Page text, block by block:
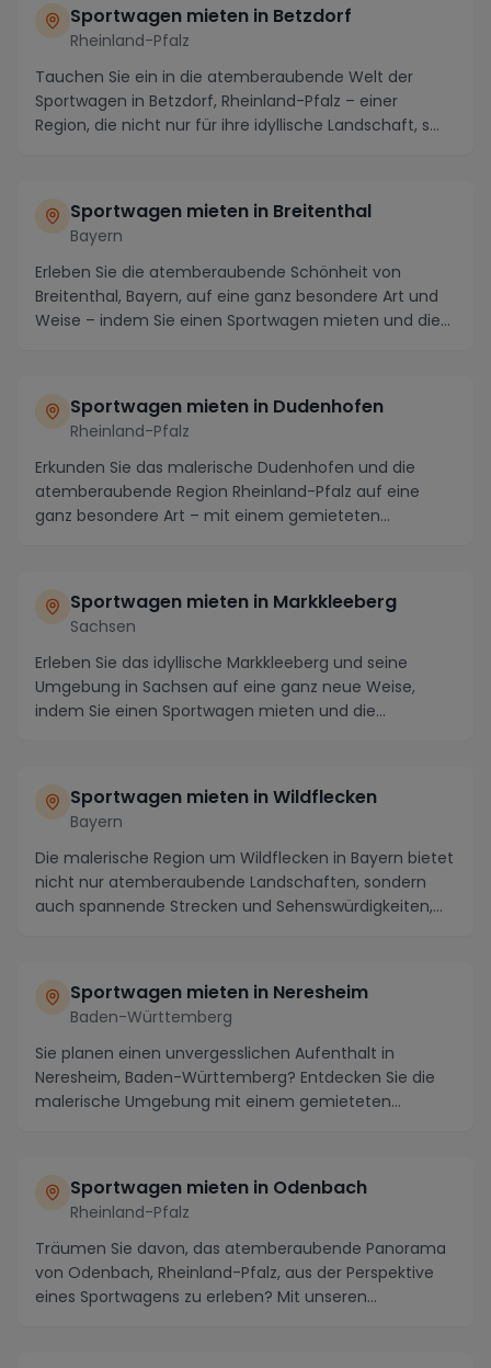
Sportwagen mieten in Betzdorf
Rheinland-Pfalz
Tauchen Sie ein in die atemberaubende Welt der
Sportwagen in Betzdorf, Rheinland-Pfalz – einer
Region, die nicht nur für ihre idyllische Landschaft, s...
Sportwagen mieten in Breitenthal
Bayern
Erleben Sie die atemberaubende Schönheit von
Breitenthal, Bayern, auf eine ganz besondere Art und
Weise – indem Sie einen Sportwagen mieten und die
Sportwagen mieten in Dudenhofen
Rheinland-Pfalz
Erkunden Sie das malerische Dudenhofen und die
atemberaubende Region Rheinland-Pfalz auf eine
ganz besondere Art – mit einem gemieteten
Sportwagen mieten in Markkleeberg
Sachsen
Erleben Sie das idyllische Markkleeberg und seine
Umgebung in Sachsen auf eine ganz neue Weise,
indem Sie einen Sportwagen mieten und die
Sportwagen mieten in Wildflecken
Bayern
Die malerische Region um Wildflecken in Bayern bietet
nicht nur atemberaubende Landschaften, sondern
auch spannende Strecken und Sehenswürdigkeiten,
Sportwagen mieten in Neresheim
Baden-Württemberg
Sie planen einen unvergesslichen Aufenthalt in
Neresheim, Baden-Württemberg? Entdecken Sie die
malerische Umgebung mit einem gemieteten
Sportwagen mieten in Odenbach
Rheinland-Pfalz
Träumen Sie davon, das atemberaubende Panorama
von Odenbach, Rheinland-Pfalz, aus der Perspektive
eines Sportwagens zu erleben? Mit unseren